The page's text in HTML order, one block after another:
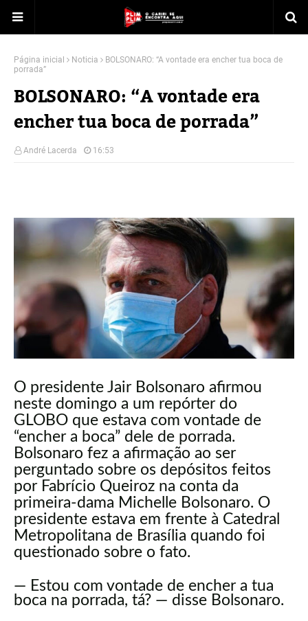
Página inicial Noticia
BOLSONARO: “A vontade era encher tua boca de
porrada”
BOLSONARO: “A vontade era
encher tua boca de porrada”
André Lacerda 16:53
O presidente Jair Bolsonaro afirmou
neste domingo a um repórter do
GLOBO que estava com vontade de
“encher a boca” dele de porrada.
Bolsonaro fez a afirmação ao ser
perguntado sobre os depósitos feitos
por Fabrício Queiroz na conta da
primeira-dama Michelle Bolsonaro. O
presidente estava em frente à Catedral
Metropolitana de Brasília quando foi
questionado sobre o fato.
— Estou com vontade de encher a tua
boca na porrada, tá? — disse Bolsonaro.